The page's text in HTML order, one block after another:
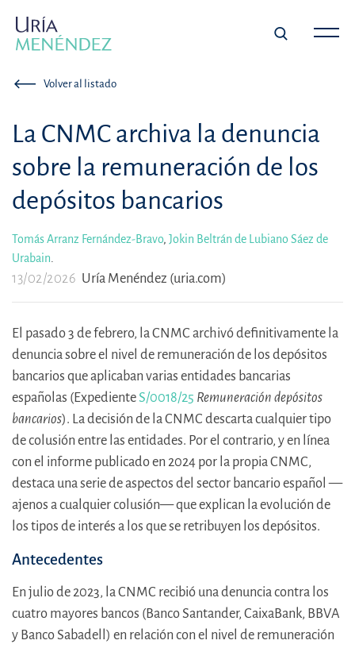
Volver al listado
La CNMC archiva la denuncia
sobre la remuneración de los
depósitos bancarios
Tomás Arranz Fernández-Bravo, Jokin Beltrán de Lubiano Sáez de
Urabain.
13/02/2026 Uría Menéndez (uria.com)
El pasado 3 de febrero, la CNMC archivó definitivamente la
denuncia sobre el nivel de remuneración de los depósitos
bancarios que aplicaban varias entidades bancarias
españolas (ExpedienteS/0018/25 Remuneración depósitos
bancarios). La decisión de la CNMC descarta cualquier tipo
de colusión entre las entidades. Por el contrario, y en línea
con el informe publicado en 2024 por la propia CNMC,
destaca una serie de aspectos del sector bancario español —
ajenos a cualquier colusión— que explican la evolución de
los tipos de interés a los que se retribuyen los depósitos.
Antecedentes
En julio de 2023, la CNMC recibió una denuncia contra los
cuatro mayores bancos (Banco Santander, CaixaBank, BBVA
y Banco Sabadell) en relación con el nivel de remuneración